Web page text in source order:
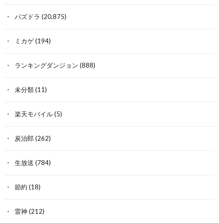
パズドラ (20,875)
ミカゲ(194)
ランキングダンジョン (888)
未分類(11)
楽天モバイル(5)
炭治郎 (262)
生放送 (784)
節約 (18)
雷神 (212)